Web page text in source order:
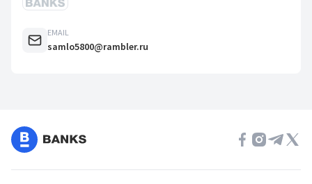
EMAIL
samlo5800@rambler.ru